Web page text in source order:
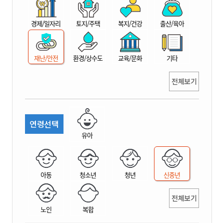
산
경제/일자리 토지/주택 복지/건강 출산/육아
재난/안전 환경/상수도 교육/문화 기타
전체보기
연령선택
유아
아동 청소년 청년 신중년
노인 복합
전체보기